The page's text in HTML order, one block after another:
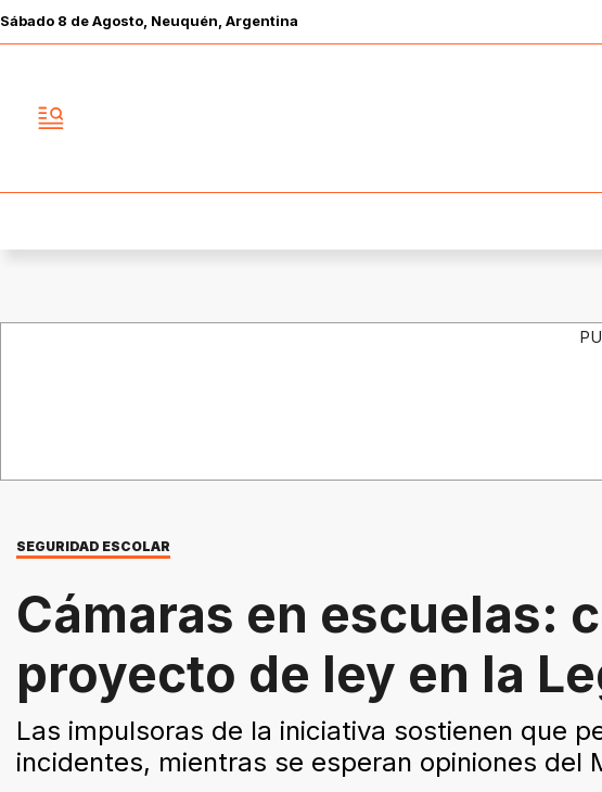
Sábado 8 deAgosto , Neuquén, Argentina
SEGURIDAD ESCOLAR
Cámaras en escuelas:
proyecto de ley en la
Las impulsoras de la iniciativa sostienen que
incidentes, mientras se esperan opiniones del